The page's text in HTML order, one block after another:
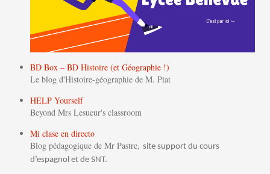
BD Box – BD Histoire (et Géographie !)
Le blog d'Histoire-géographie de M. Piat
HELP Yourself
Beyond Mrs Lesueur's classroom
Mi clase en directo
Blog pédagogique de Mr Pastre, site support du cours
d’espagnol et de SNT.